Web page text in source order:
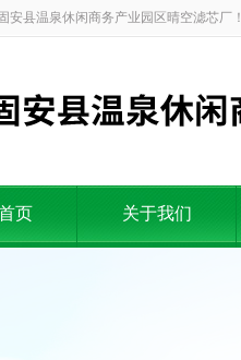
安县温泉休闲商务产业园区晴空滤芯厂！
页 关于我们